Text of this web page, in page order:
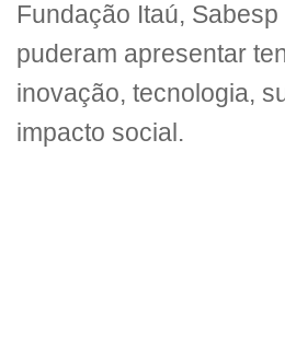
Fundação Itaú,
puderam apresentar
inovação, tecnologia,
impacto social.